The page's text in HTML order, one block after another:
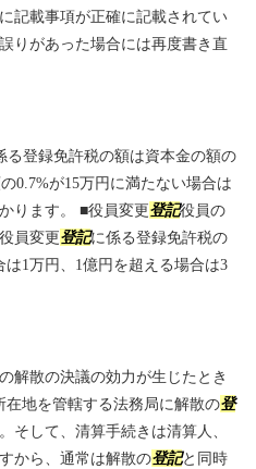
記載事項が正確に記載されてい
りがあった場合には再度書き直
る登録免許税の額は資本金の額の
0.7%が15万円に満たない場合は
ります。 ■役員変更登記役員の
員変更登記に係る登録免許税の
1万円、1億円を超える場合は3
解散の決議の効力が生じたとき
地を管轄する法務局に解散の登
そして、清算手続きは清算人、
から、通常は解散の登記と同時